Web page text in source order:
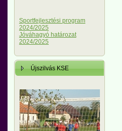
Sportfejlesztési program
2024/2025
Jóváhagyó határozat
2024/2025
Újszilvás KSE